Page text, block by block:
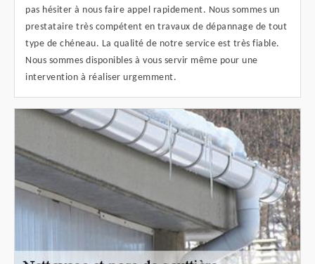
pas hésiter à nous faire appel rapidement. Nous sommes un
prestataire très compétent en travaux de dépannage de tout
type de chéneau. La qualité de notre service est très fiable.
Nous sommes disponibles à vous servir même pour une
intervention à réaliser urgemment.